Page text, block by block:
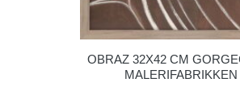
OBRAZ 32X42 CM
MALERIFABRIKKEN